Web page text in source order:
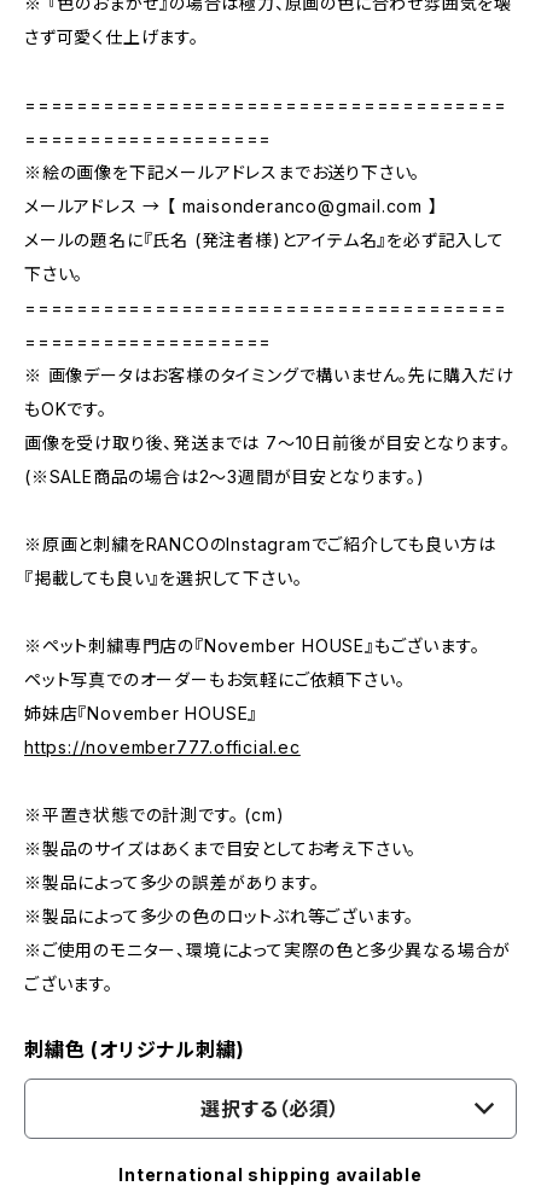
さず可愛く仕上げます。
=====================================
===================
※絵の画像を下記メールアドレスまでお送り下さい。
メールアドレス → 【 maisonderanco@gmail.com 】
メールの題名に『氏名 (発注者様)とアイテム名』を必ず記入して
下さい。
=====================================
===================
※ 画像データはお客様のタイミングで構いません。先に購入だけ
もOKです。
画像を受け取り後、発送までは 7〜10日前後が目安となります。
(※SALE商品の場合は2〜3週間が目安となります。)
※原画と刺繍をRANCOのInstagramでご紹介しても良い方は
『掲載しても良い』を選択して下さい。
※ペット刺繍専門店の『November HOUSE』もございます。
ペット写真でのオーダーもお気軽にご依頼下さい。
姉妹店『November HOUSE』
https://november777.official.ec
※平置き状態での計測です。 (cm)
※製品のサイズはあくまで目安としてお考え下さい。
※製品によって多少の誤差があります。
※製品によって多少の色のロットぶれ等ございます。
※ご使用のモニター、環境によって実際の色と多少異なる場合が
ございます。
刺繍色 (オリジナル刺繍)
選択する（必須）
International shipping available